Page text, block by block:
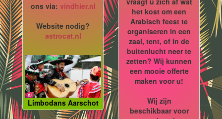
ons via: vindhier.nl
Website nodig?
astrocat.nl
Limbodans Aarschot
het kost om een
Arabisch feest te
organiseren in een
zaal, tent, of in de
buitenlucht neer te
zetten? Wij kunnen
een mooie offerte
maken voor u!
Wij zijn
beschikbaar voor